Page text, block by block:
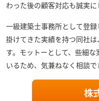
わった後の顧客対応も誠実に
一級建築士事務所として登
掛けてきた実績を持つ同社
す。モットーとして、些細
いるため、気兼ねなく相談で
株